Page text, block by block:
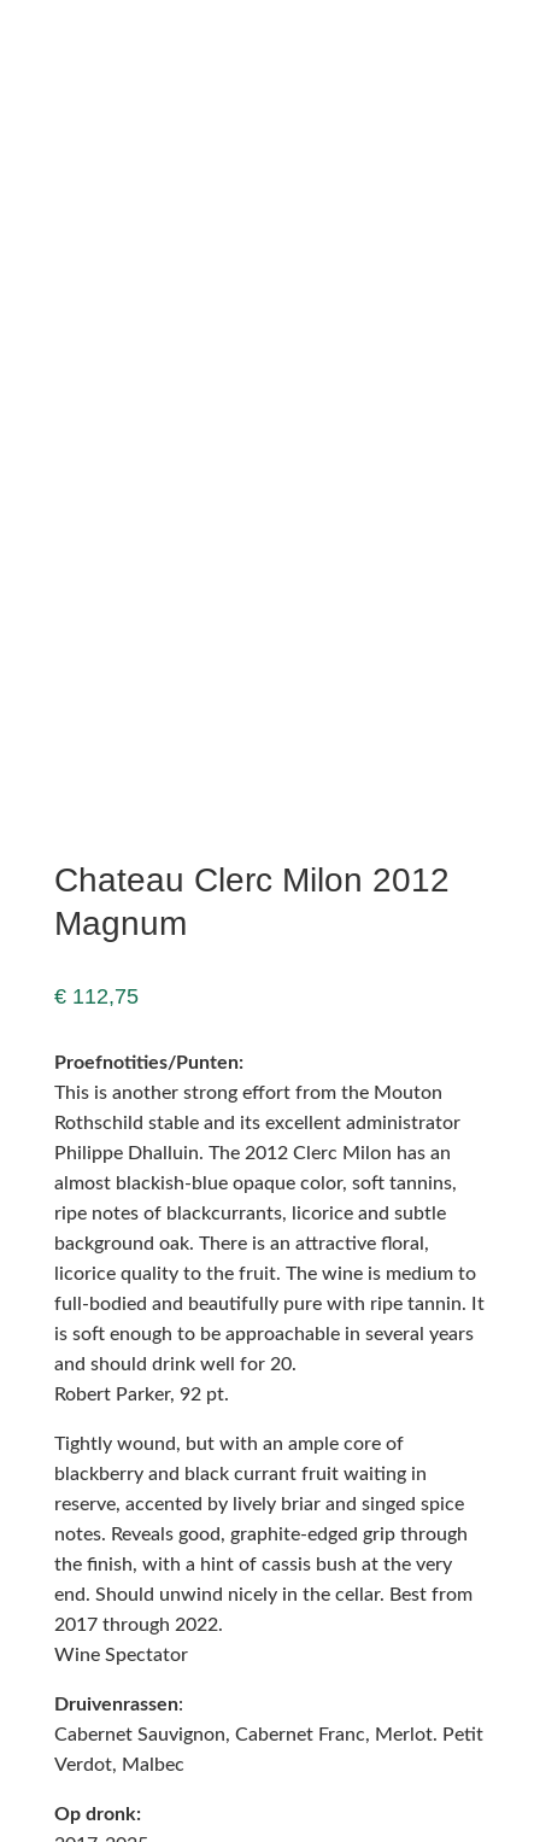
Chateau Clerc Milon 2012
Magnum
€112,75
Proefnotities/Punten:
This is another strong effort from the Mouton
Rothschild stable and its excellent administrator
Philippe Dhalluin. The 2012 Clerc Milon has an
almost blackish-blue opaque color, soft tannins,
ripe notes of blackcurrants, licorice and subtle
background oak. There is an attractive floral,
licorice quality to the fruit. The wine is medium to
full-bodied and beautifully pure with ripe tannin. It
is soft enough to be approachable in several years
and should drink well for 20.
Robert Parker, 92 pt.
Tightly wound, but with an ample core of
blackberry and black currant fruit waiting in
reserve, accented by lively briar and singed spice
notes. Reveals good, graphite-edged grip through
the finish, with a hint of cassis bush at the very
end. Should unwind nicely in the cellar. Best from
2017 through 2022.
Wine Spectator
Druivenrassen:
Cabernet Sauvignon, Cabernet Franc, Merlot. Petit
Verdot, Malbec
Op dronk: